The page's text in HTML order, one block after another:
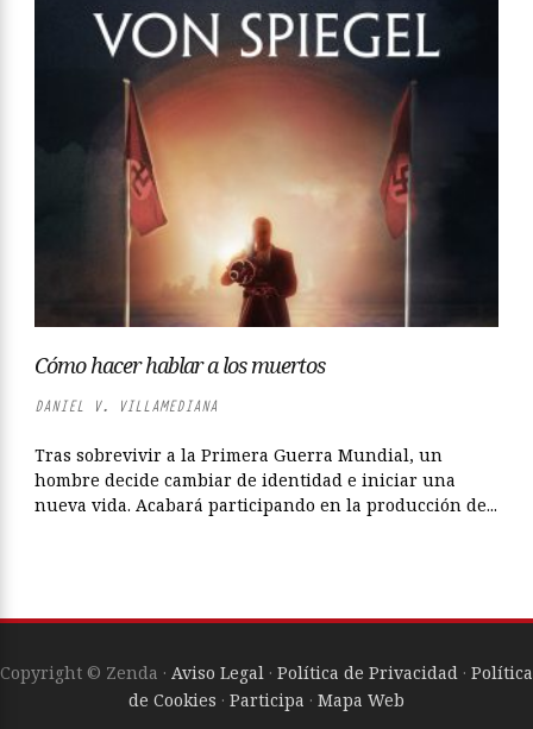
Cómo hacer hablar a los muertos
DANIEL V. VILLAMEDIANA
Tras sobrevivir a la Primera Guerra Mundial, un
hombre decide cambiar de identidad e iniciar una
nueva vida. Acabará participando en la producción de...
Copyright © Zenda · Aviso Legal · Política de Privacidad · Política
de Cookies · Participa · Mapa Web